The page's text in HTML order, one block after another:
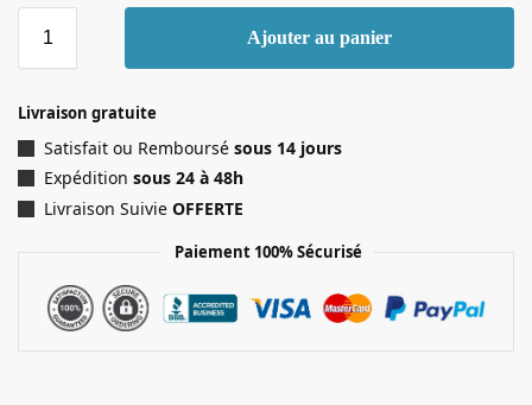
Ajouter au panier
Livraison gratuite
Satisfait ou Remboursé sous 14 jours
Expédition sous 24 à 48h
Livraison Suivie OFFERTE
Paiement 100% Sécurisé